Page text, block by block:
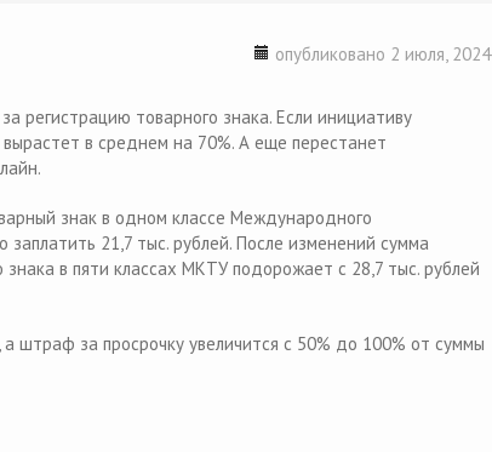
опубликовано 2 июля, 2024
регистрацию товарного знака. Если инициативу
в среднем на 70%. А еще перестанет
знак в одном классе Международного
21,7 тыс. рублей. После изменений сумма
в пяти классах МКТУ подорожает с 28,7 тыс. рублей
штраф за просрочку увеличится с 50% до 100% от суммы